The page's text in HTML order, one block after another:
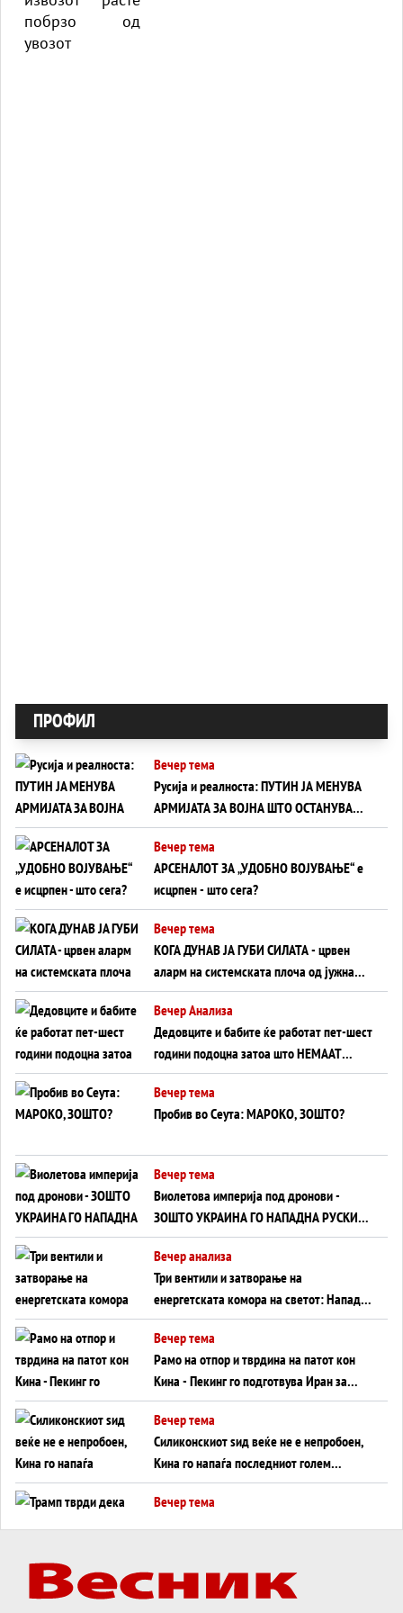
ПРОФИЛ
Вечер тема
Русија и реалноста: ПУТИН ЈА МЕНУВА
АРМИЈАТА ЗА ВОЈНА ШТО ОСТАНУВА
БЕЗ ФРОНТ
Вечер тема
АРСЕНАЛОТ ЗА „УДОБНО ВОЈУВАЊЕ“ е
исцрпен - што сега?
Вечер тема
КОГА ДУНАВ ЈА ГУБИ СИЛАТА - црвен
аларм на системската плоча од јужна
Германија до Црното Море...
Вечер Анализа
Дедовците и бабите ќе работат пет-шест
години подоцна затоа што НЕМААТ
ВНУЦИ ДА ГИ ЗАМЕНАТ
Вечер тема
Пробив во Сеута: МАРОКО, ЗОШТО?
Вечер тема
Виолетова империја под дронови -
ЗОШТО УКРАИНА ГО НАПАДНА РУСКИОТ
WILDBERRIES
Вечер анализа
Три вентили и затворање на
енергетската комора на светот: Нападот
во Суец најавува глобален енергетски
инфаркт?
Вечер тема
Рамо на отпор и тврдина на патот кон
Кина - Пекинг го подготвува Иран за
американска копнена инвазија
Вечер тема
Силиконскиот ѕид веќе не е непробоен,
Кина го напаѓа последниот голем
монопол на Западот?
Вечер тема
Вечер тема
ДЛАБОКО УДОЛУ: Сметководствените